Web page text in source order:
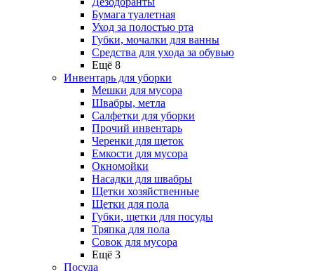
Бумага туалетная
Уход за полостью рта
Губки, мочалки для ванны
Средства для ухода за обувью
Ещё 8
Инвентарь для уборки
Мешки для мусора
Швабры, метла
Салфетки для уборки
Прочий инвентарь
Черенки для щеток
Емкости для мусора
Окномойки
Насадки для швабры
Щетки хозяйственные
Щетки для пола
Губки, щетки для посуды
Тряпка для пола
Совок для мусора
Ещё 3
Посуда